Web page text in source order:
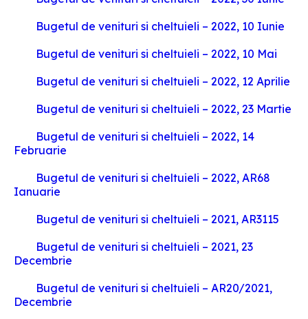
Bugetul de venituri si cheltuieli – 2022, 10 Iunie
Bugetul de venituri si cheltuieli – 2022, 10 Mai
Bugetul de venituri si cheltuieli – 2022, 12 Aprilie
Bugetul de venituri si cheltuieli – 2022, 23 Martie
Bugetul de venituri si cheltuieli – 2022, 14
Februarie
Bugetul de venituri si cheltuieli – 2022, AR68
Ianuarie
Bugetul de venituri si cheltuieli – 2021, AR3115
Bugetul de venituri si cheltuieli – 2021, 23
Decembrie
Bugetul de venituri si cheltuieli – AR20/2021,
Decembrie